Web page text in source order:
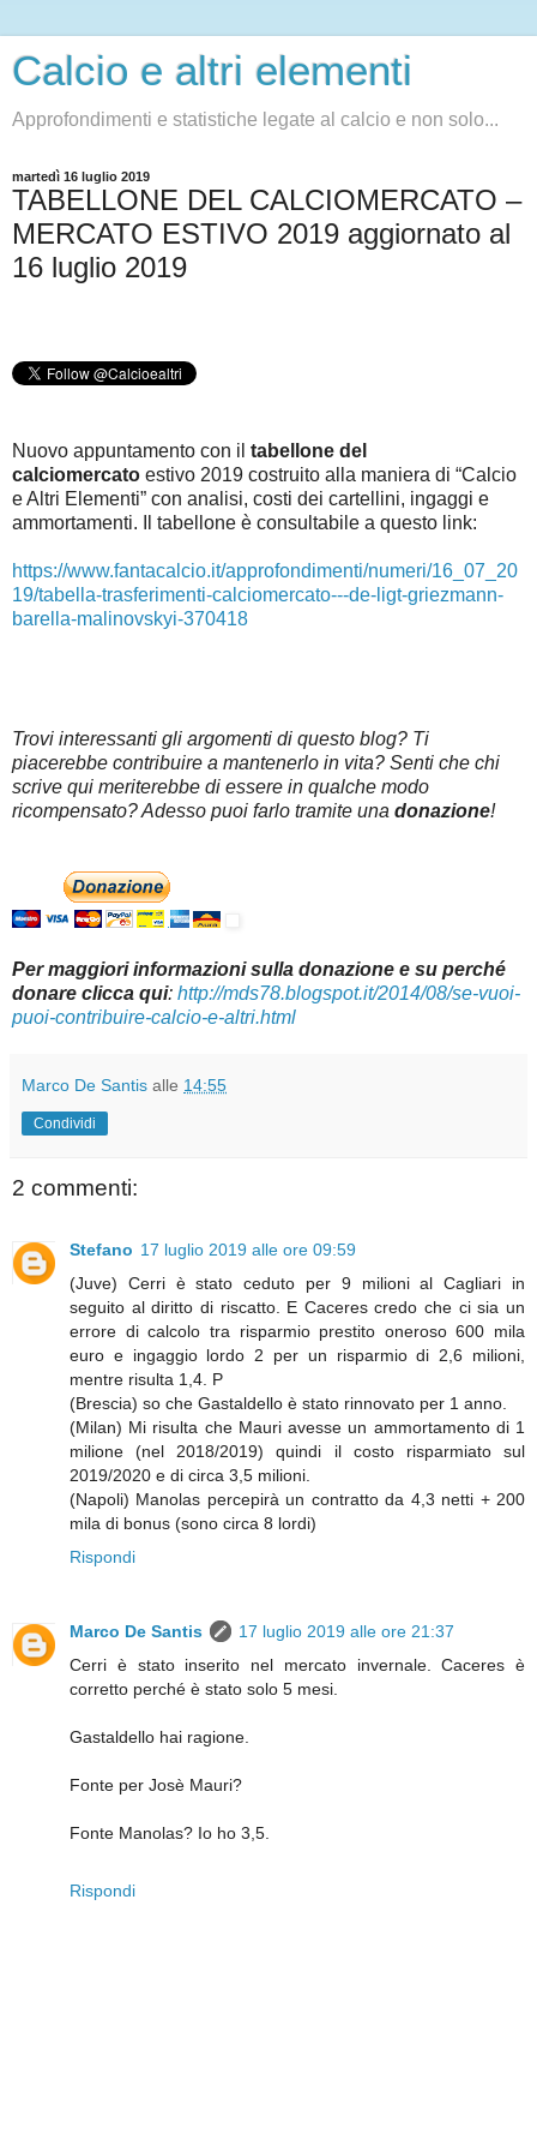
Calcio e altri elementi
Approfondimenti e statistiche legate al calcio e non solo...
martedì 16 luglio 2019
TABELLONE DEL CALCIOMERCATO –
MERCATO ESTIVO 2019 aggiornato al
16 luglio 2019
Nuovo appuntamento con il tabellone del
calciomercato estivo 2019 costruito alla maniera di “Calcio
e Altri Elementi” con analisi, costi dei cartellini, ingaggi e
ammortamenti. Il tabellone è consultabile a questo link:
https://www.fantacalcio.it/approfondimenti/numeri/16_07_20
19/tabella-trasferimenti-calciomercato---de-ligt-griezmann-
barella-malinovskyi-370418
Trovi interessanti gli argomenti di questo blog? Ti
piacerebbe contribuire a mantenerlo in vita? Senti che chi
scrive qui meriterebbe di essere in qualche modo
ricompensato? Adesso puoi farlo tramite una donazione!
Per maggiori informazioni sulla donazione e su perché
donare clicca qui: http://mds78.blogspot.it/2014/08/se-vuoi-
puoi-contribuire-calcio-e-altri.html
Marco De Santis alle 14:55
Condividi
2 commenti:
Stefano 17 luglio 2019 alle ore 09:59
(Juve) Cerri è stato ceduto per 9 milioni al Cagliari in
seguito al diritto di riscatto. E Caceres credo che ci sia un
errore di calcolo tra risparmio prestito oneroso 600 mila
euro e ingaggio lordo 2 per un risparmio di 2,6 milioni,
mentre risulta 1,4. P
(Brescia) so che Gastaldello è stato rinnovato per 1 anno.
(Milan) Mi risulta che Mauri avesse un ammortamento di 1
milione (nel 2018/2019) quindi il costo risparmiato sul
2019/2020 e di circa 3,5 milioni.
(Napoli) Manolas percepirà un contratto da 4,3 netti + 200
mila di bonus (sono circa 8 lordi)
Rispondi
Marco De Santis
17 luglio 2019 alle ore 21:37
Cerri è stato inserito nel mercato invernale. Caceres è
corretto perché è stato solo 5 mesi.
Gastaldello hai ragione.
Fonte per Josè Mauri?
Fonte Manolas? Io ho 3,5.
Rispondi